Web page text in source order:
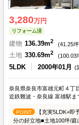
3,280万円
リフォーム済
建物 136.39m2 (41.25
土地 330.69m2 (100.03
5LDK 2000年01月 (
奈良県奈良市富雄元町４丁
近鉄難波・奈良線 富雄駅ま
POINT
【充実5LDK+
分の好立地■土地100坪/庭